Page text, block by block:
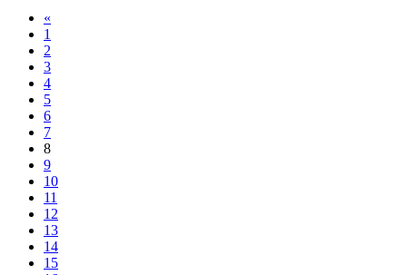
«
1
2
3
4
5
6
7
8
9
10
11
12
13
14
15